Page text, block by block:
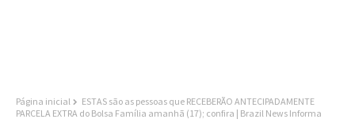
Página inicial
ESTAS são as pessoas que RECEBERÃO ANTECIPADAMENTE
PARCELA EXTRA do Bolsa Família amanhã (17); confira | Brazil News Informa